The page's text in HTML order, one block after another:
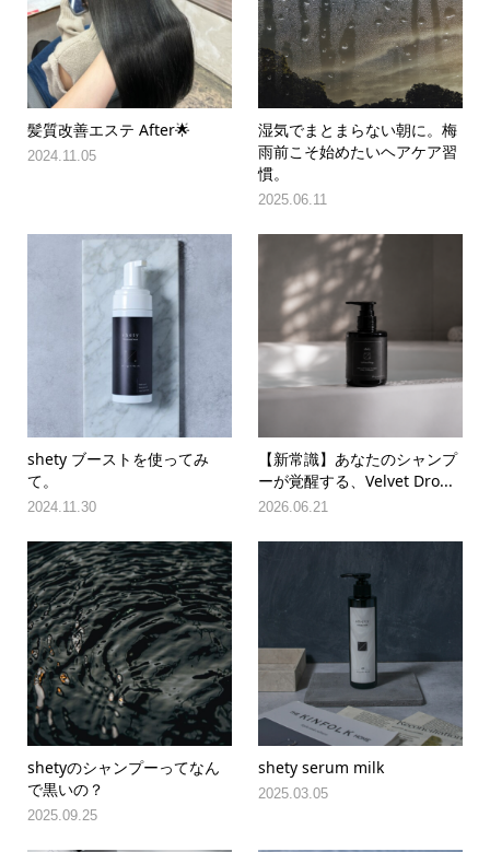
髪質改善エステ After🌟
2024.11.05
湿気でまとまらない朝に。梅
雨前こそ始めたいヘアケア習
慣。
2025.06.11
shety ブーストを使ってみ
て。
2024.11.30
【新常識】あなたのシャンプ
ーが覚醒する、Velvet Dro...
2026.06.21
shetyのシャンプーってなん
で黒いの？
2025.09.25
shety serum milk
2025.03.05